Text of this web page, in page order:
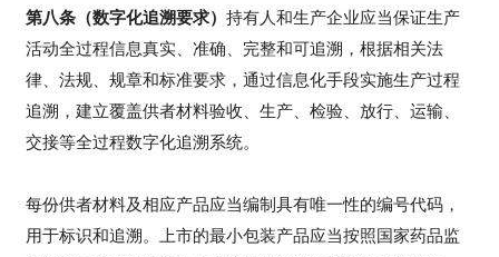
第八条（数字化追溯要求） 持有人和生产企业应当保证生产
活动全过程信息真实、准确、完整和可追溯，根据相关法
律、法规、规章和标准要求，通过信息化手段实施生产过程
追溯，建立覆盖供者材料验收、生产、检验、放行、运输、
交接等全过程数字化追溯系统。
每份供者材料及相应产品应当编制具有唯一性的编号代码，
用于标识和追溯。上市的最小包装产品应当按照国家药品监